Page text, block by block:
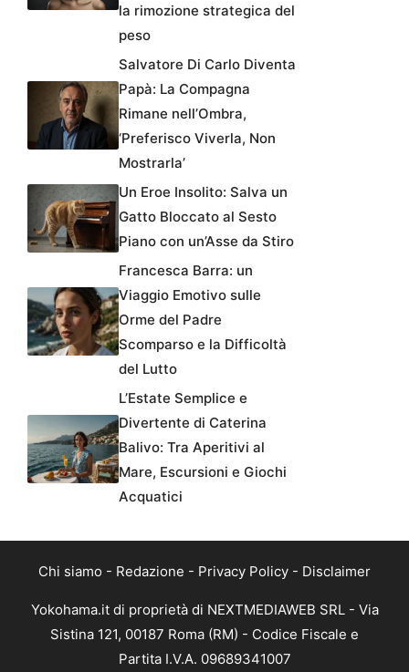
la rimozione strategica del
peso
Salvatore Di Carlo Diventa
Papà: La Compagna
Rimane nell’Ombra,
‘Preferisco Viverla, Non
Mostrarla’
Un Eroe Insolito: Salva un
Gatto Bloccato al Sesto
Piano con un’Asse da Stiro
Francesca Barra: un
Viaggio Emotivo sulle
Orme del Padre
Scomparso e la Difficoltà
del Lutto
L’Estate Semplice e
Divertente di Caterina
Balivo: Tra Aperitivi al
Mare, Escursioni e Giochi
Acquatici
Chi siamo - Redazione - Privacy Policy - Disclaimer
Yokohama.it di proprietà di NEXTMEDIAWEB SRL - Via
Sistina 121, 00187 Roma (RM) - Codice Fiscale e
Partita I.V.A. 09689341007